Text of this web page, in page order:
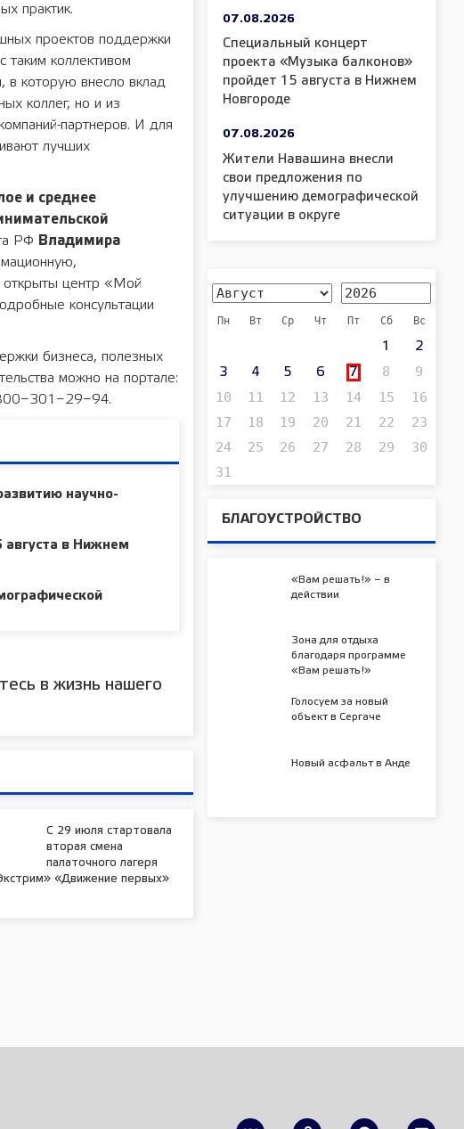
практик.
проектов поддержки
таким коллективом
в которую внесло вклад
коллег, но и из
партнеров. И для
лучших
и среднее
РФ Владимира
открыты центр «Мой
консультации
бизнеса, полезных
можно на портале:
научно-
августа в Нижнем
в жизнь нашего
С 29 июля стартовала
вторая смена
палаточного лагеря
«Движение первых»
07.08.2026
Специальный концерт
проекта «Музыка балконов»
пройдет 15 августа в Нижнем
Новгороде
07.08.2026
Жители Навашина внесли
свои предложения по
улучшению демографической
ситуации в округе
Пн Вт Ср Чт Пт Сб Вс
1 2
3 4 5 6 7 8
9
10
11 12 13 14 15
16
17
18 19 20 21 22
23
24
25 26 27 28 29
30
31
БЛАГОУСТРОЙСТВО
«Вам решать!» – в
действии
Зона для отдыха
благодаря программе
«Вам решать!»
Голосуем за новый
объект в Сергаче
Новый асфальт в Анде